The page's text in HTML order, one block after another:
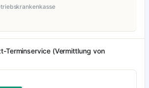
Terminservice (Vermittlung von